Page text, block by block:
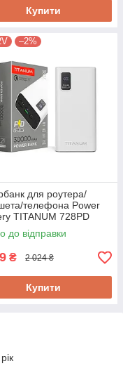
Купити
–2%
для роутера/
телефона Power
TITANUM 728PD
9, 12 V. Оригінал!
до відправки
₴ 2 024 ₴
Купити